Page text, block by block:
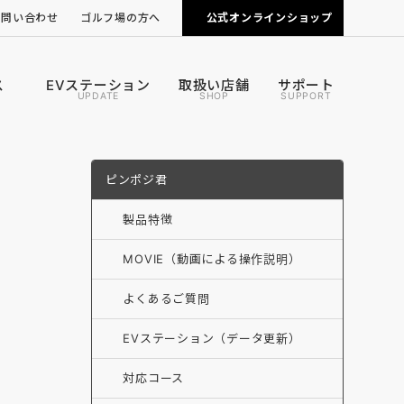
い合わせ ゴルフ場の方へ
カートナビの導入について
公式オンラインショップ
EVステーション
UPDATE
取扱い店舗
SHOP
サポート
SUPPORT
ピンポジ君
製品特徴
MOVIE（動画による操作説明）
よくあるご質問
EVステーション（データ更新）
対応コース